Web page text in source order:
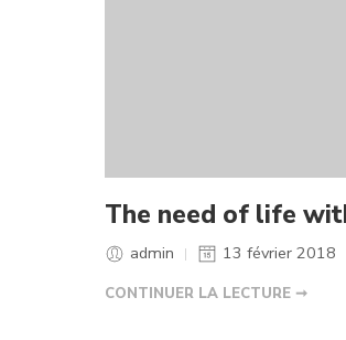
The need of life
admin 13 février 2018
CONTINUER LA LECTURE ➞